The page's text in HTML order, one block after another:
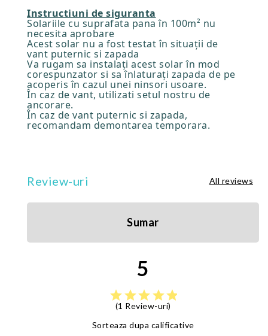
Instructiuni de siguranta
Solariile cu suprafata pana în 100m² nu
necesita aprobare
Acest solar nu a fost testat în situații de
vant puternic si zapada
Va rugam sa instalați acest solar în mod
corespunzator si sa înlaturați zapada de pe
acoperis în cazul unei ninsori usoare.
În caz de vant, utilizati setul nostru de
ancorare.
În caz de vant puternic si zapada,
recomandam demontarea temporara.
Review-uri All reviews
Sumar
5
starstarstarstarstar
(1 Review-uri)
Sorteaza dupa calificative